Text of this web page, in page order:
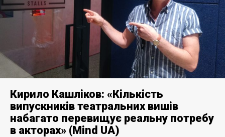
Кирило Кашліков: «Кількість
випускників театральних вишів
набагато перевищує реальну потребу
в акторах» (Mind UA)